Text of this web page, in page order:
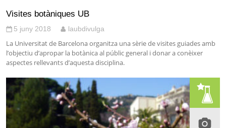
Visites botàniques UB
5 juny 2018 laubdivulga
La Universitat de Barcelona organitza una sèrie de visites guiades amb
l’objectiu d’apropar la botànica al públic general i donar a conèixer
aspectes rellevants d’aquesta disciplina.